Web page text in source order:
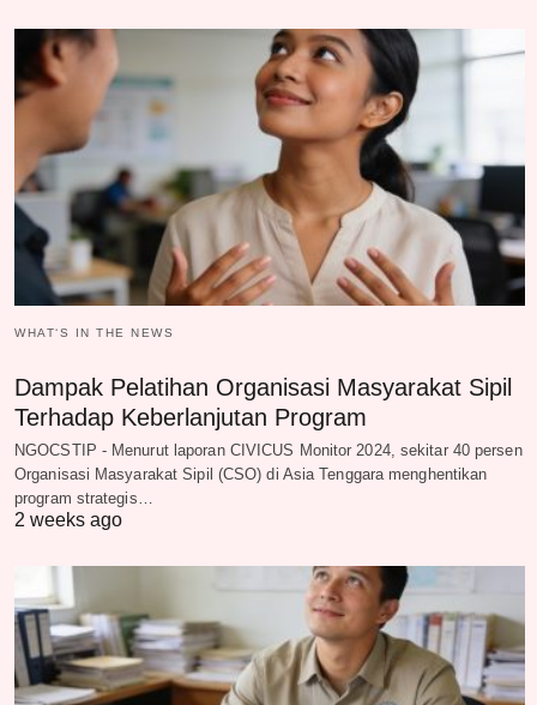
WHAT‘S IN THE NEWS
Dampak Pelatihan Organisasi Masyarakat Sipil
Terhadap Keberlanjutan Program
NGOCSTIP - Menurut laporan CIVICUS Monitor 2024, sekitar 40 persen
Organisasi Masyarakat Sipil (CSO) di Asia Tenggara menghentikan
program strategis…
2 weeks ago